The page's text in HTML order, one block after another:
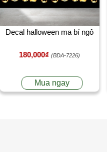
Decal halloween ma bí ngô
180,000₫ (BDA-7226)
Mua ngay